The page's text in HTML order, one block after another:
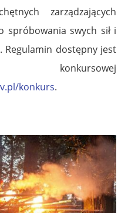
zarządzających
spróbowania swych sił i
Regulamin dostępny jest
konkurs.